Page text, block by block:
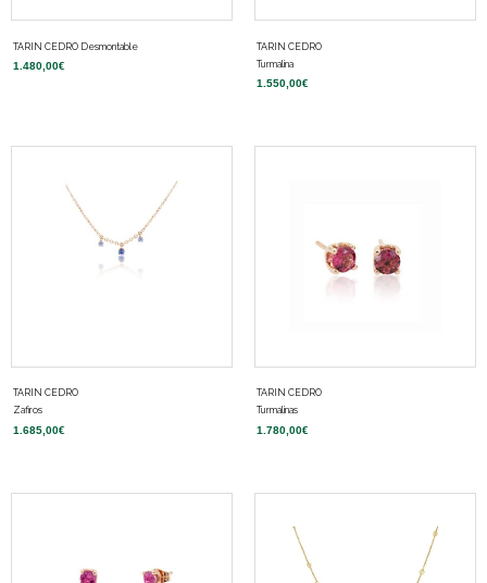
TARIN CEDRO Desmontable
1.480,00€
TARIN CEDRO
Turmalina
1.550,00€
TARIN CEDRO
Zafiros
1.685,00€
TARIN CEDRO
Turmalinas
1.780,00€